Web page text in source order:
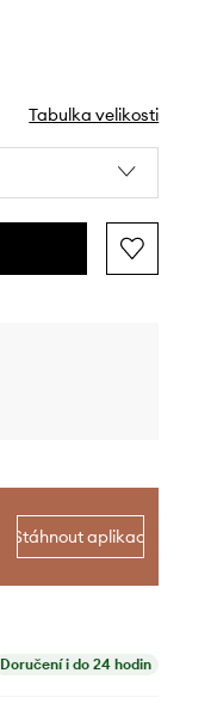
Tabulka velikosti
Stáhnout aplikaci
Doručení i do 24 hodin